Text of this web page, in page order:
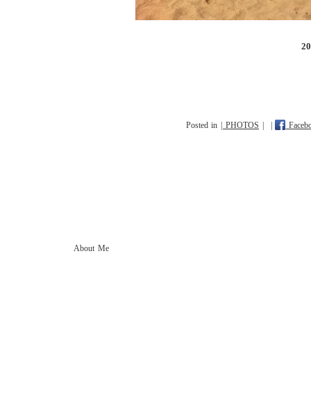
Posted in | PHOTOS |
About Me